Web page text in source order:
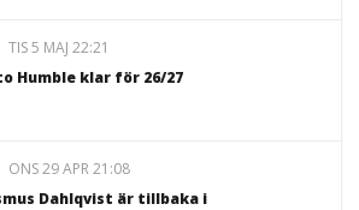
TIS 5 MAJ 22:21
Humble klar för 26/27
ONS 29 APR 21:08
Dahlqvist är tillbaka i